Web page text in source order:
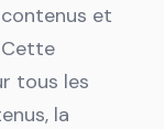
et
tous les
la